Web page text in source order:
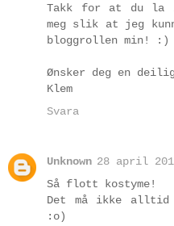
Takk for at du la
meg slik at jeg
bloggrollen min! :)
Ønsker deg en
Klem
Svara
Unknown 28 april
Så flott kostyme!
Det må ikke alltid
:o)